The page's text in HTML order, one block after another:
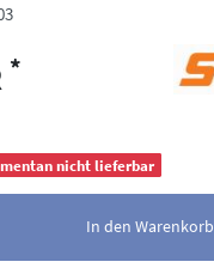
*
nicht lieferbar
In den Warenkorb